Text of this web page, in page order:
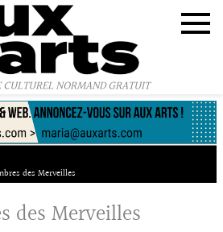
NORMAND GRATUIT
des Merveilles
des Merveilles